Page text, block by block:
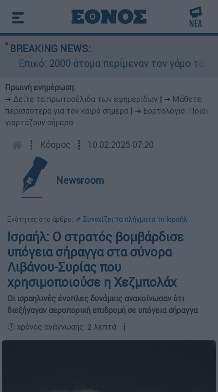
BREAKING NEWS:
Επικό: 2000 άτομα περίμεναν τον γάμο του
Πρωινή ενημέρωση:
➔ Δείτε τα πρωτοσέλιδα των εφημερίδων
➔ Μάθετε
περισσότερα για τον καιρό σήμερα
➔ Εορτολόγιο: Ποιοι
γιορτάζουν σήμερα
┋ Κόσμος ┋ 10.02.2025 07:20
Newsroom
Ενότητες στο άρθρο: 📌 Συνεχίζει τα πλήγματα το Ισραήλ
Ισραήλ: Ο στρατός βομβάρδισε
υπόγεια σήραγγα στα σύνορα
Λιβάνου-Συρίας που
χρησιμοποιούσε η Χεζμπολάχ
Οι ισραηλινές ένοπλες δυνάμεις ανακοίνωσαν ότι
διεξήγαγαν αεροπορική επιδρομή σε υπόγεια σήραγγα
🕛 χρόνος ανάγνωσης: 2 λεπτά ┋